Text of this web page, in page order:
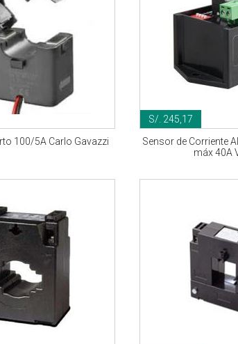
100/5A Carlo Gavazzi
S/. 245,17
Sensor de Corriente
máx 40A